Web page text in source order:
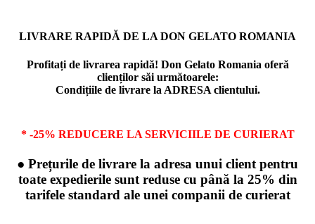
LIVRARE RAPIDĂ DE LA DON GELATO ROMANIA
Profitați de livrarea rapidă! Don Gelato Romania oferă
clienților săi următoarele:
Condițiile de livrare la ADRESA clientului.
* -25% REDUCERE LA SERVICIILE DE CURIERAT
● Prețurile de livrare la adresa unui client pentru
toate expedierile sunt reduse cu până la 25% din
tarifele standard ale unei companii de curierat